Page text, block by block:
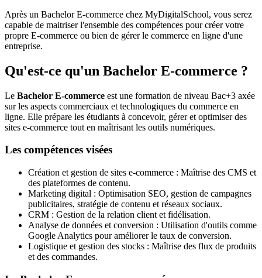
Après un Bachelor E-commerce chez MyDigitalSchool, vous serez
capable de maitriser l'ensemble des compétences pour créer votre
propre E-commerce ou bien de gérer le commerce en ligne d'une
entreprise.
Qu'est-ce qu'un Bachelor E-commerce ?
Le Bachelor E-commerce est une formation de niveau Bac+3 axée
sur les aspects commerciaux et technologiques du commerce en
ligne. Elle prépare les étudiants à concevoir, gérer et optimiser des
sites e-commerce tout en maîtrisant les outils numériques.
Les compétences visées
Création et gestion de sites e-commerce : Maîtrise des CMS et
des plateformes de contenu.
Marketing digital : Optimisation SEO, gestion de campagnes
publicitaires, stratégie de contenu et réseaux sociaux.
CRM : Gestion de la relation client et fidélisation.
Analyse de données et conversion : Utilisation d'outils comme
Google Analytics pour améliorer le taux de conversion.
Logistique et gestion des stocks : Maîtrise des flux de produits
et des commandes.